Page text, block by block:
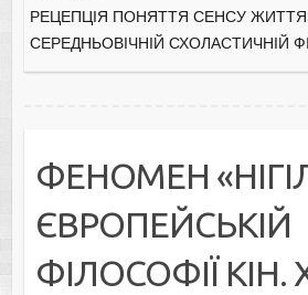
РЕЦЕПЦІЯ ПОНЯТТЯ СЕНСУ
СЕРЕДНЬОВІЧНІЙ СХОЛАСТИЧНІЙ
ФЕНОМЕН
ЄВРОПЕЙСЬКІЙ
ФІЛОСОФІЇ КІН.